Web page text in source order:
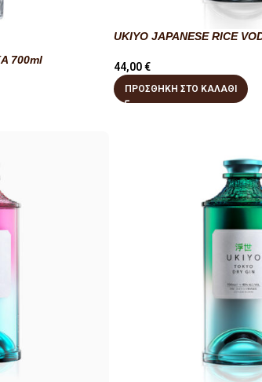
700ml
UKIYO JAPANESE RICE
44,00€
ΠΡΟΣΘΉΚΗ ΣΤΟ ΚΑΛΆΘΙ